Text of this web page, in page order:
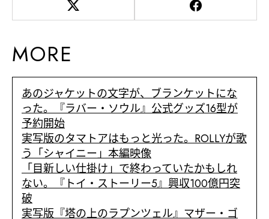
MORE
あのジャケットの文字が、ブランケットにな
った。『ラバー・ソウル』公式グッズ16型が
予約開始
実写版のタマトアはもっと光った。ROLLYが歌
う「シャイニー」本編映像
「目新しい仕掛け」で終わっていたかもしれ
ない。『トイ・ストーリー5』興収100億円突
破
実写版『塔の上のラプンツェル』マザー・ゴ